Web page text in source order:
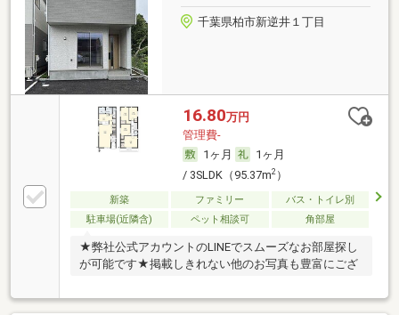
千葉県柏市新逆井１丁目
16.80万円
管理費-
1ヶ月
1ヶ月
/ 3SLDK（95.37m2）
新築 ファミリー
バス・トイレ別
駐車場(近隣含)
ペット相談可 角部屋
★弊社公式アカウントのLINEでスムーズなお部屋探し
が可能です★掲載しきれない他のお写真も豊富にござ